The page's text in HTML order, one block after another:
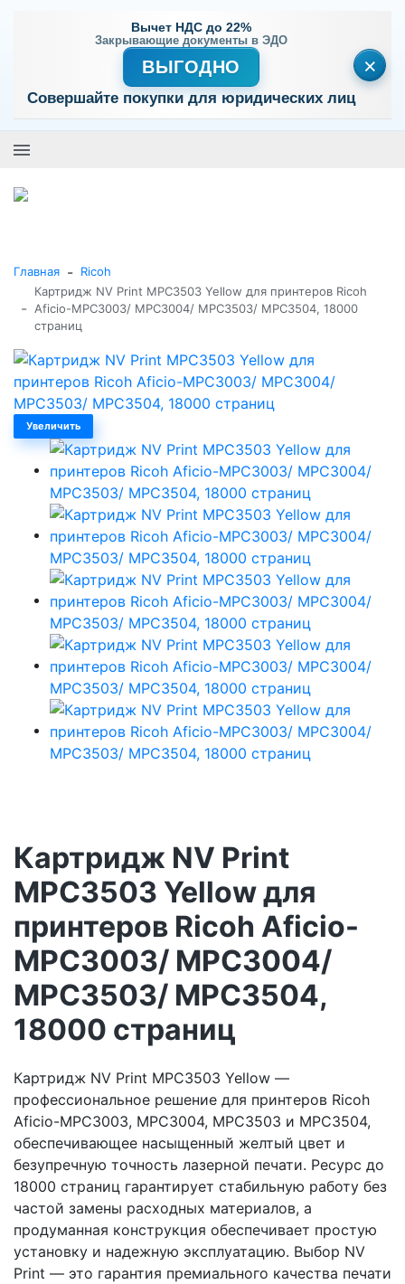
Вычет НДС до 22%
Закрывающие документы в ЭДО
ВЫГОДНО
Совершайте покупки для юридических лиц
×
Главная - Ricoh
-
Картридж NV Print MPC3503 Yellow для принтеров Ricoh
Aficio-MPC3003/ MPC3004/ MPC3503/ MPC3504, 18000
страниц
Увеличить
Картридж NV Print
MPC3503 Yellow для
принтеров Ricoh Aficio-
MPC3003/ MPC3004/
MPC3503/ MPC3504,
18000 страниц
Картридж NV Print MPC3503 Yellow —
профессиональное решение для принтеров Ricoh
Aficio-MPC3003, MPC3004, MPC3503 и MPC3504,
обеспечивающее насыщенный желтый цвет и
безупречную точность лазерной печати. Ресурс до
18000 страниц гарантирует стабильную работу без
частой замены расходных материалов, а
продуманная конструкция обеспечивает простую
установку и надежную эксплуатацию. Выбор NV
Print — это гарантия премиального качества печати